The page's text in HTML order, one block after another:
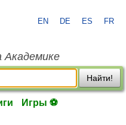
EN DE ES FR
Академике
Найти!
Игры ⚽